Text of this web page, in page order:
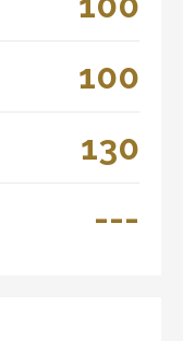
100
130
---